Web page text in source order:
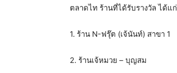
ตลาดไท ร้านที่ได้รับรางวัล ได้แก่
1. ร้าน N-ฟรุ๊ต (เจ้นันท์) สาขา 1
2. ร้านเจ้หมวย – บุญสม